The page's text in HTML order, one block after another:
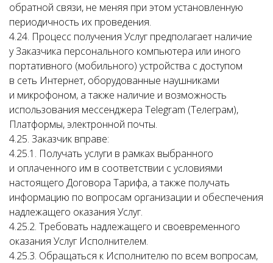
обратной связи, не меняя при этом установленную
периодичность их проведения.
4.24. Процесс получения Услуг предполагает наличие
у Заказчика персонального компьютера или иного
портативного (мобильного) устройства с доступом
в сеть Интернет, оборудованные наушниками
и микрофоном, а также наличие и возможность
использования мессенджера Telegram (Телеграм),
Платформы, электронной почты.
4.25. Заказчик вправе:
4.25.1. Получать услуги в рамках выбранного
и оплаченного им в соответствии с условиями
настоящего Договора Тарифа, а также получать
информацию по вопросам организации и обеспечения
надлежащего оказания Услуг.
4.25.2. Требовать надлежащего и своевременного
оказания Услуг Исполнителем.
4.25.3. Обращаться к Исполнителю по всем вопросам,